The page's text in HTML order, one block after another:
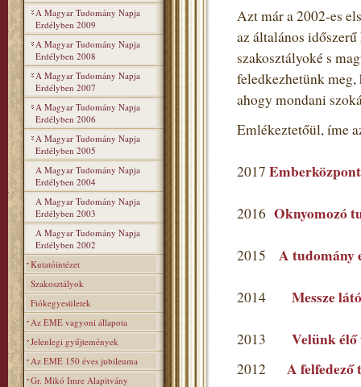
A Magyar Tudomány Napja
Erdélyben 2009
A Magyar Tudomány Napja
Erdélyben 2008
A Magyar Tudomány Napja
Erdélyben 2007
A Magyar Tudomány Napja
Erdélyben 2006
A Magyar Tudomány Napja
Erdélyben 2005
A Magyar Tudomány Napja
Erdélyben 2004
A Magyar Tudomány Napja
Erdélyben 2003
A Magyar Tudomány Napja
Erdélyben 2002
Kutatóintézet
Szakosztályok
Fiókegyesületek
Az EME vagyoni állapota
Jelenlegi gyűjtemények
Az EME 150 éves jubileuma
Gr. Mikó Imre Alapitvány
Azt már a 2002-es
az általános
szakosztályoké s
feledkezhetünk meg,
ahogy mondani
Emlékeztetőül, íme
2017
2016 Oknyomozó
2015 A tudomány
2014 Messze
2013 Velünk
2012 A felfedező